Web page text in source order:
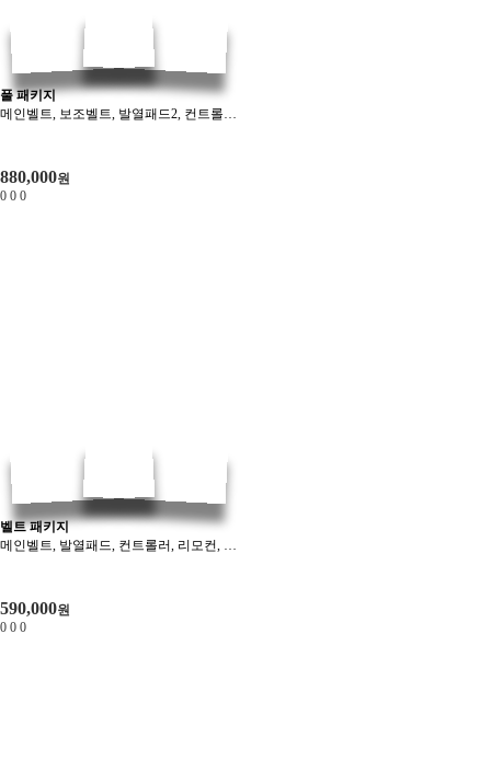
풀 패키지
메인벨트, 보조벨트, 발열패드2, 컨트롤러2, 리모컨2, 스프레이, 충전케이블2, 파우치
880,000원
0 0 0
벨트 패키지
590,000원
0 0 0